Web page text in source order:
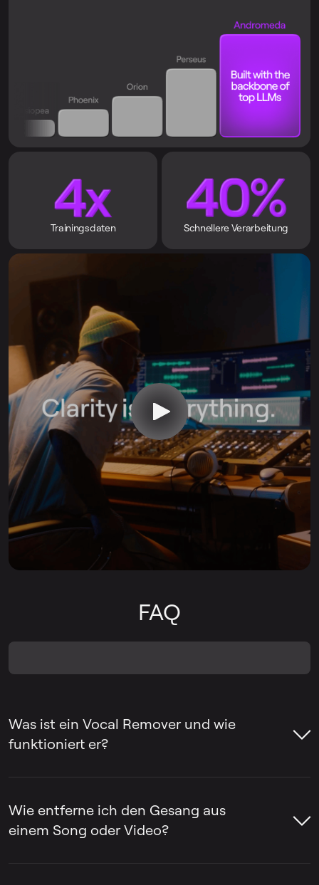
Trainingsdaten Schnellere Verarbeitung
FAQ
Was ist ein Vocal Remover und wie
funktioniert er?
man den Gesang aus einem Song
entfernen oder den Gesang von der
Wie entferne ich den Gesang aus
einem Song oder Video?